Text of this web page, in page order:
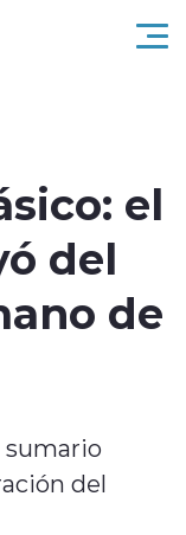
el
del
de
sumario
del